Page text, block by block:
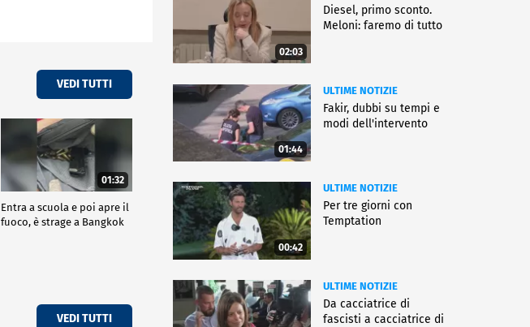
VEDI TUTTI
01:32
Entra a scuola e poi apre il
fuoco, è strage a Bangkok
VEDI TUTTI
02:03
Diesel, primo sconto.
Meloni: faremo di tutto
01:44
ULTIME NOTIZIE
Fakir, dubbi su tempi e
modi dell'intervento
00:42
ULTIME NOTIZIE
Per tre giorni con
Temptation
ULTIME NOTIZIE
Da cacciatrice di
fascisti a cacciatrice di